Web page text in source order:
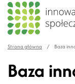
Strona główna / Baza
Baza